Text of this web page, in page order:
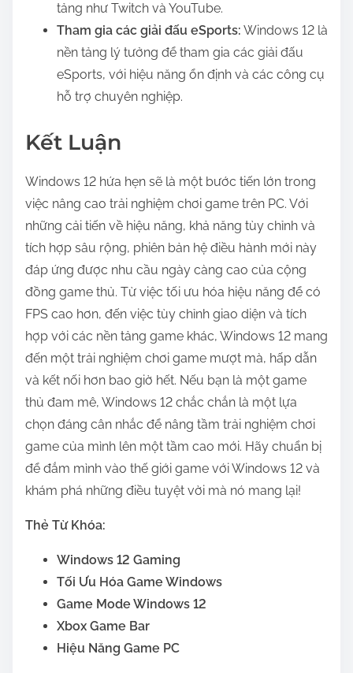
tảng như Twitch và YouTube.
Tham gia các giải đấu eSports: Windows 12 là
nền tảng lý tưởng để tham gia các giải đấu
eSports, với hiệu năng ổn định và các công cụ
hỗ trợ chuyên nghiệp.
Kết Luận
Windows 12 hứa hẹn sẽ là một bước tiến lớn trong
việc nâng cao trải nghiệm chơi game trên PC. Với
những cải tiến về hiệu năng, khả năng tùy chỉnh và
tích hợp sâu rộng, phiên bản hệ điều hành mới này
đáp ứng được nhu cầu ngày càng cao của cộng
đồng game thủ. Từ việc tối ưu hóa hiệu năng để có
FPS cao hơn, đến việc tùy chỉnh giao diện và tích
hợp với các nền tảng game khác, Windows 12 mang
đến một trải nghiệm chơi game mượt mà, hấp dẫn
và kết nối hơn bao giờ hết. Nếu bạn là một game
thủ đam mê, Windows 12 chắc chắn là một lựa
chọn đáng cân nhắc để nâng tầm trải nghiệm chơi
game của mình lên một tầm cao mới. Hãy chuẩn bị
để đắm mình vào thế giới game với Windows 12 và
khám phá những điều tuyệt vời mà nó mang lại!
Thẻ Từ Khóa:
Windows 12 Gaming
Tối Ưu Hóa Game Windows
Game Mode Windows 12
Xbox Game Bar
Hiệu Năng Game PC